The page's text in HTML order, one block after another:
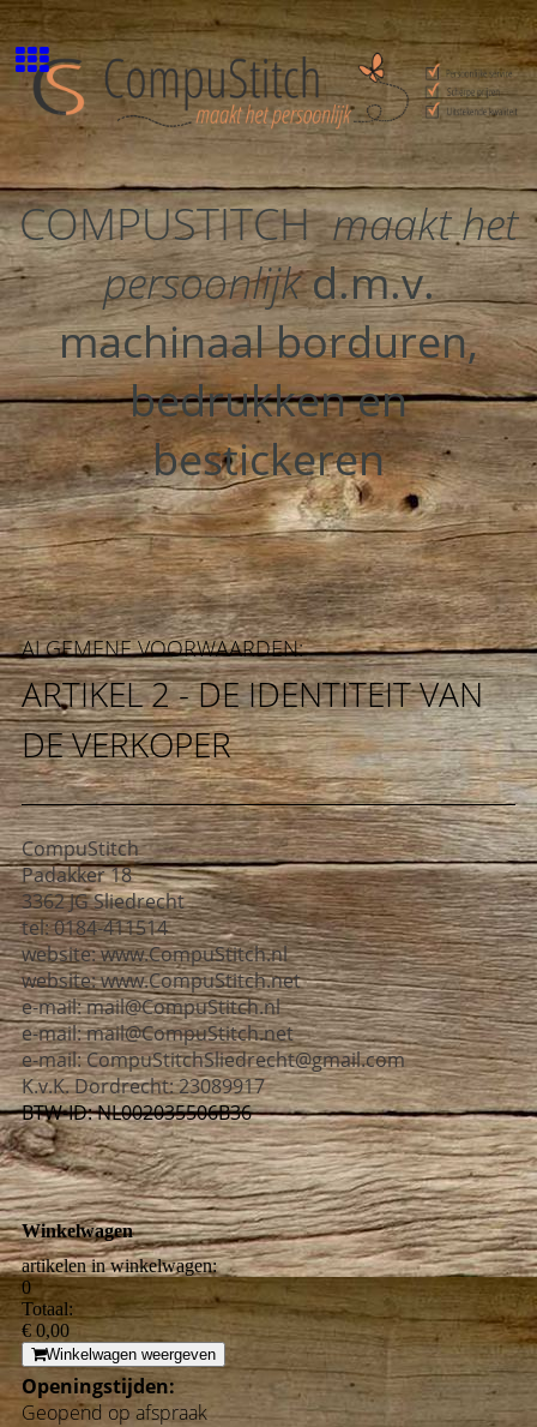
COMPUSTITCHmaakt het
persoonlijkd.m.v.
machinaal borduren,
bedrukken en
bestickeren
ALGEMENE VOORWAARDEN:
ARTIKEL 2 - DE IDENTITEIT VAN
DE VERKOPER
CompuStitch
Padakker 18
3362 JG Sliedrecht
tel: 0184-411514
website: www.CompuStitch.nl
website: www.CompuStitch.net
e-mail: mail@CompuStitch.nl
e-mail: mail@CompuStitch.net
e-mail: CompuStitchSliedrecht@gmail.com
K.v.K. Dordrecht: 23089917
BTW-ID: NL002035506B36
Winkelwagen
artikelen in winkelwagen:
0
Totaal:
€ 0,00
Winkelwagen weergeven
Openingstijden:
Geopend op afspraak